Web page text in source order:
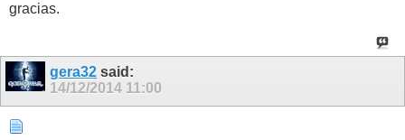
gracias.
gera32 said:
14/12/2014 11:00